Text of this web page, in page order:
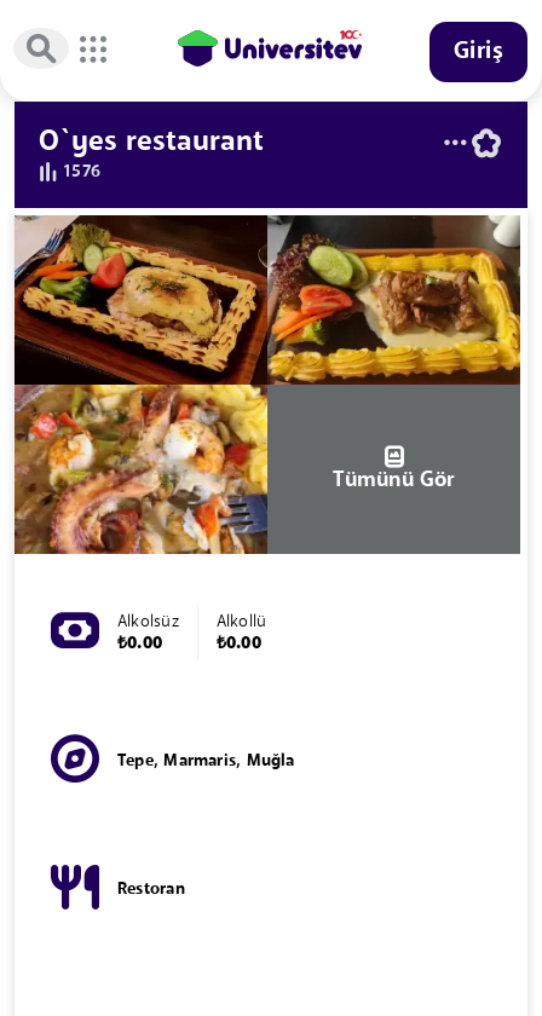
Giriş
O`yes restaurant
1576
Tümünü Gör
Alkolsüz
₺0.00
Alkollü
₺0.00
Tepe, Marmaris, Muğla
Restoran